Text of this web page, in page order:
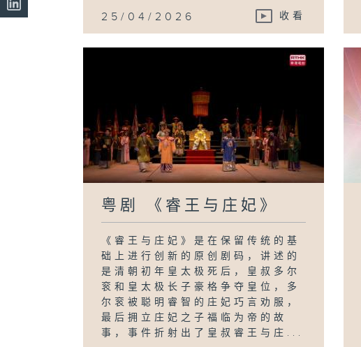
25/04/2026 收看
粤剧 《睿王与庄妃》
《睿王与庄妃》是在保留传统的基
础上进行创新的原创剧码，讲述的
是清朝初年皇太极死后，皇叔多尔
衮和皇太极长子豪格争夺皇位，多
尔衮被聪明睿智的庄妃巧言劝服，
最后拥立庄妃之子福临为帝的故
事，事件折射出了皇叔睿王与庄...